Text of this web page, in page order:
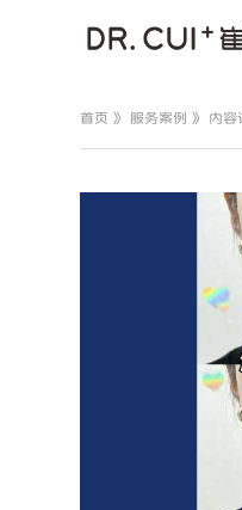
首页 》 服务案例 》 内容